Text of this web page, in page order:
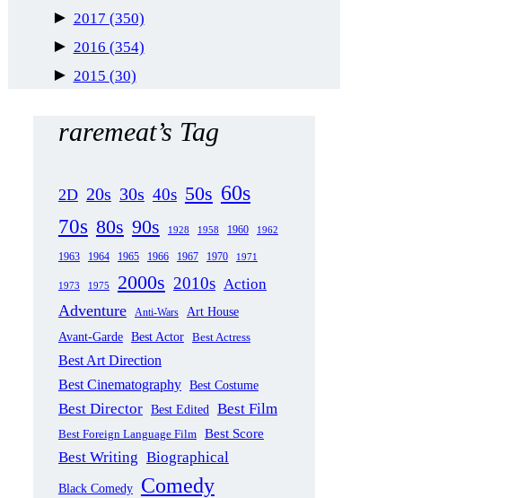
► 2017 (350)
► 2016 (354)
► 2015 (30)
raremeat’s Tag
2D 20s 30s 40s 50s 60s
70s 80s 90s 1928 1958 1960 1962
1963 1964 1965 1966 1967 1970 1971
1973 1975 2000s 2010s Action
Adventure Anti-Wars
Art House
Avant-Garde Best Actor Best Actress
Best Art Direction
Best Cinematography
Best Costume
Best Director Best Edited Best Film
Best Foreign Language Film Best Score
Best Writing Biographical
Black Comedy Comedy